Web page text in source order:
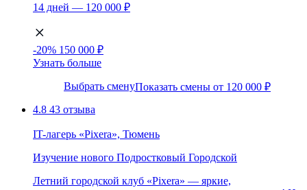
14 дней — 120 000 ₽
-20% 150 000 ₽
Узнать больше
Выбрать сменуПоказать смены от 120 000 ₽
4.8 43 отзыва
IT-лагерь «Pixera», Тюмень
Изучение нового Подростковый Городской
Летний городской клуб «Pixera» — яркие,